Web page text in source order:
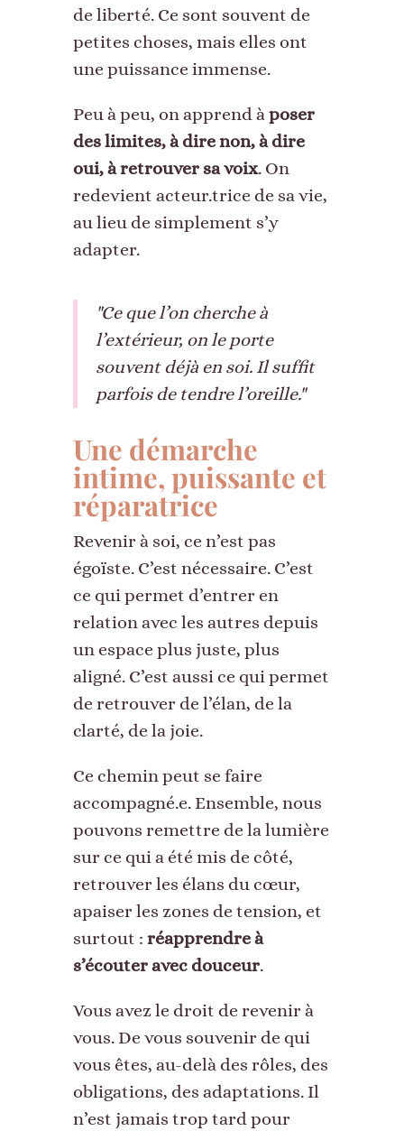
de liberté. Ce sont souvent de
petites choses, mais elles ont
une puissance immense.
Peu à peu, on apprend àposer
des limites, à dire non, à dire
oui, à retrouver sa voix. On
redevient acteur.trice de sa vie,
au lieu de simplement s’y
adapter.
"Ce que l’on cherche à
l’extérieur, on le porte
souvent déjà en soi. Il suffit
parfois de tendre l’oreille."
Une démarche
intime, puissante et
réparatrice
Revenir à soi, ce n’est pas
égoïste. C’est nécessaire. C’est
ce qui permet d’entrer en
relation avec les autres depuis
un espace plus juste, plus
aligné. C’est aussi ce qui permet
de retrouver de l’élan, de la
clarté, de la joie.
Ce chemin peut se faire
accompagné.e. Ensemble, nous
pouvons remettre de la lumière
sur ce qui a été mis de côté,
retrouver les élans du cœur,
apaiser les zones de tension, et
surtout : réapprendre à
s’écouter avec douceur.
Vous avez le droit de revenir à
vous. De vous souvenir de qui
vous êtes, au-delà des rôles, des
obligations, des adaptations. Il
n’est jamais trop tard pour